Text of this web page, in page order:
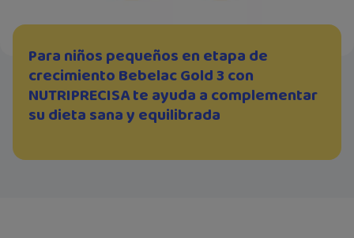
Para niños pequeños en etapa de
crecimiento Bebelac Gold 3 con
NUTRIPRECISA te ayuda a complementar
su dieta sana y equilibrada